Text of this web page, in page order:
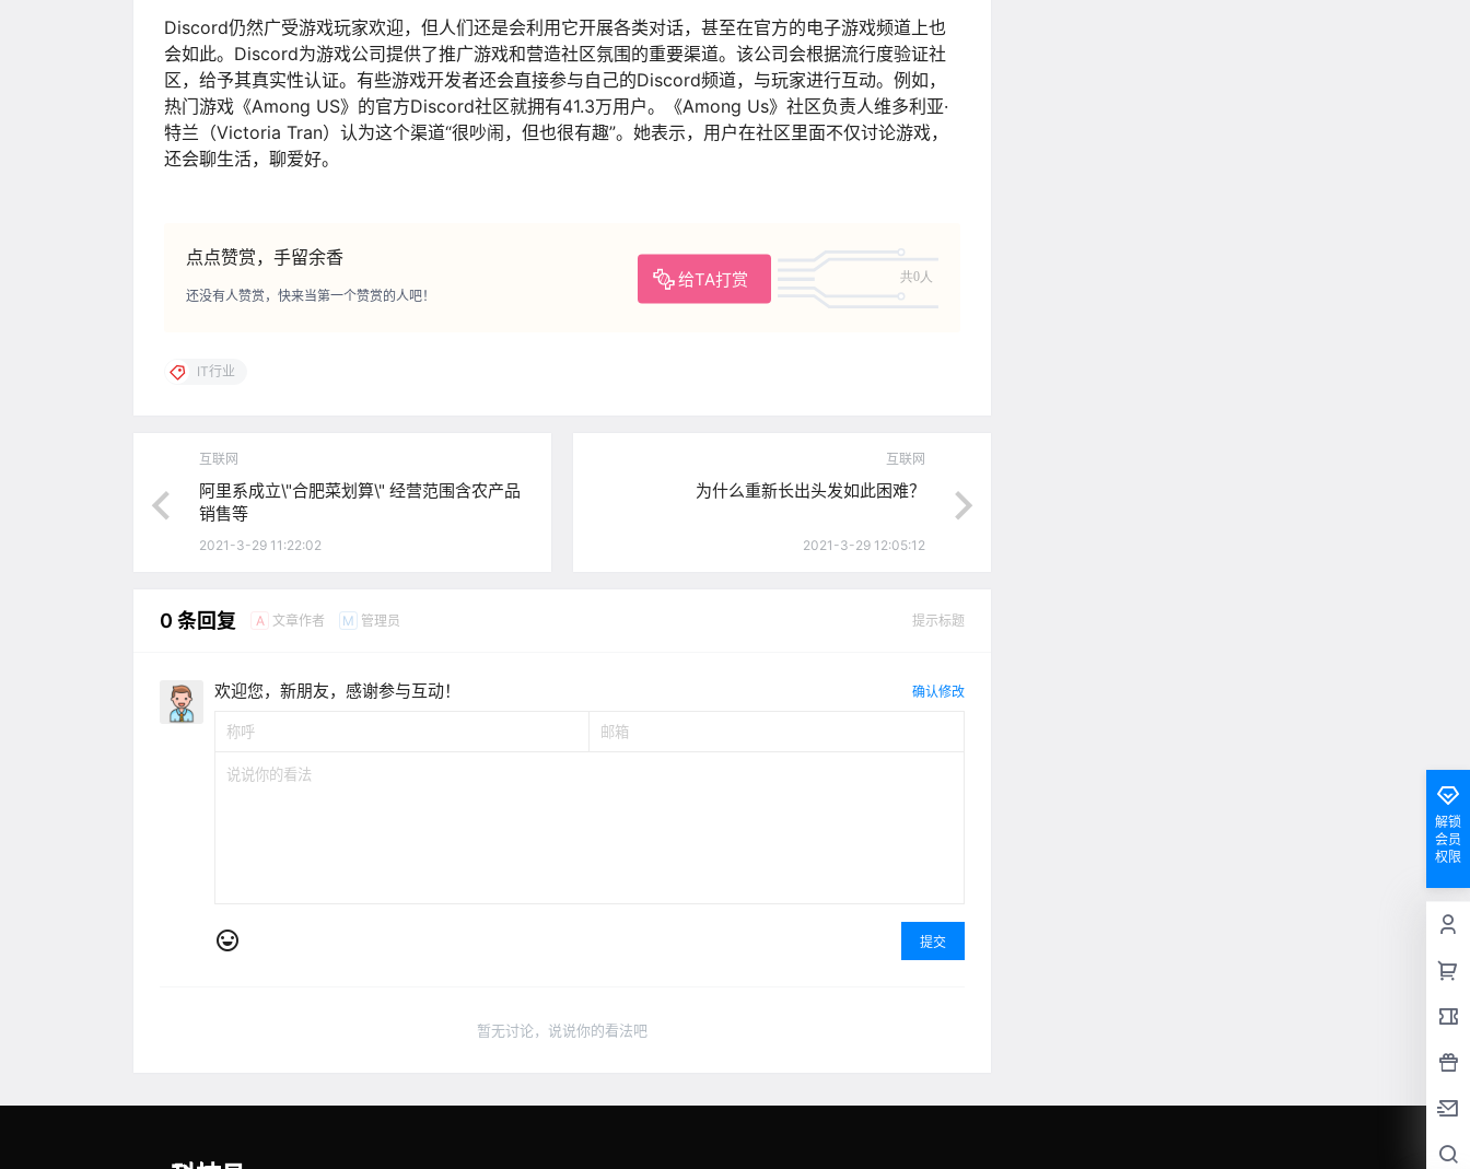
Discord仍然广受游戏玩家欢迎，但人们还是会利用它开展各类对话，甚至在官方的电子游戏频道上也
会如此。Discord为游戏公司提供了推广游戏和营造社区氛围的重要渠道。该公司会根据流行度验证社
区，给予其真实性认证。有些游戏开发者还会直接参与自己的Discord频道，与玩家进行互动。例如，
热门游戏《Among US》的官方Discord社区就拥有41.3万用户。《Among Us》社区负责人维多利亚·
特兰（Victoria Tran）认为这个渠道“很吵闹，但也很有趣”。她表示，用户在社区里面不仅讨论游戏，
还会聊生活，聊爱好。
点点赞赏，手留余香
给TA打赏 共0人
还没有人赞赏，快来当第一个赞赏的人吧！
IT行业
互联网
阿里系成立\"合肥菜划算\" 经营范围含农产品
销售等
2021-3-29 11:22:02
互联网
为什么重新长出头发如此困难？
2021-3-29 12:05:12
0 条回复 A 文章作者 M 管理员 提示标题
欢迎您，新朋友，感谢参与互动！ 确认修改
提交
暂无讨论，说说你的看法吧
解锁
会员
权限